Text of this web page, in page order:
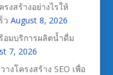
งสร้างอย่างไรให้
ว August 8, 2026
อมบริการผลิตน้ำดื่ม
7, 2026
งโครงสร้าง SEO เพื่อ